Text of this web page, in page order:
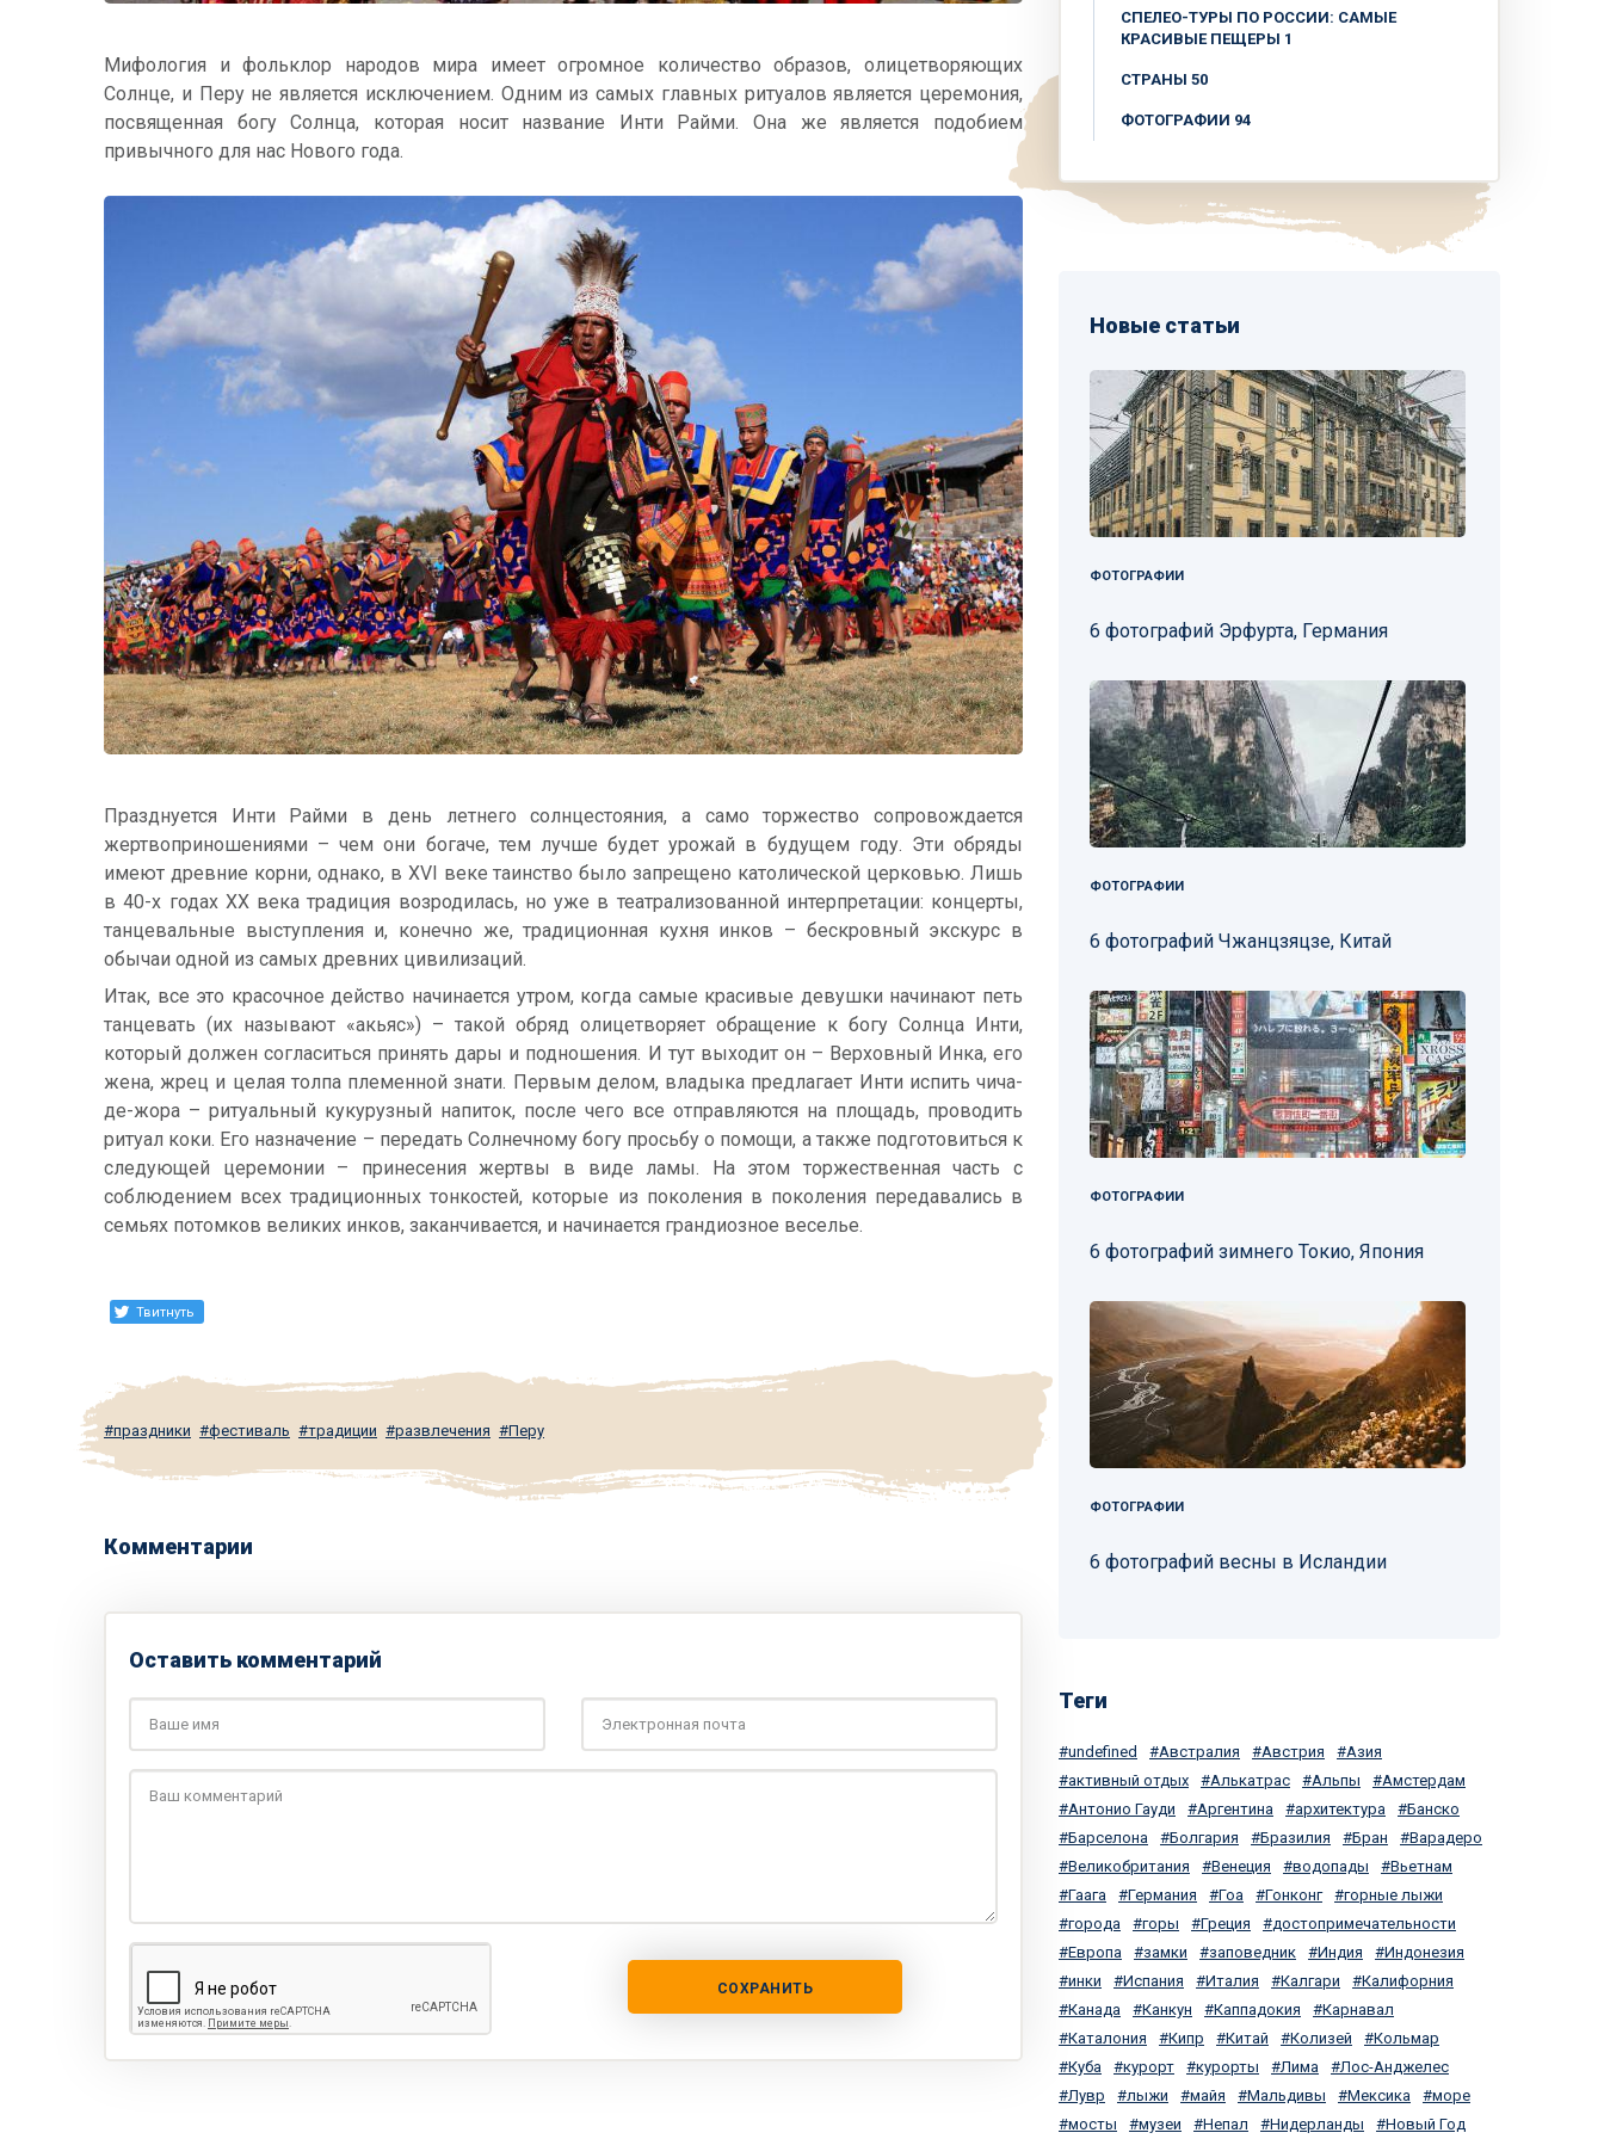
Мифология и фольклор народов мира имеет огромное количество образов, олицетворяющих
Солнце, и Перу не является исключением. Одним из самых главных ритуалов является церемония,
посвященная богу Солнца, которая носит название Инти Райми. Она же является подобием
привычного для нас Нового года.
Празднуется Инти Райми в день летнего солнцестояния, а само торжество сопровождается
жертвоприношениями – чем они богаче, тем лучше будет урожай в будущем году. Эти обряды
имеют древние корни, однако, в XVI веке таинство было запрещено католической церковью. Лишь
в 40-х годах XX века традиция возродилась, но уже в театрализованной интерпретации: концерты,
танцевальные выступления и, конечно же, традиционная кухня инков – бескровный экскурс в
обычаи одной из самых древних цивилизаций.
Итак, все это красочное действо начинается утром, когда самые красивые девушки начинают петь
танцевать (их называют «акьяс») – такой обряд олицетворяет обращение к богу Солнца Инти,
который должен согласиться принять дары и подношения. И тут выходит он – Верховный Инка, его
жена, жрец и целая толпа племенной знати. Первым делом, владыка предлагает Инти испить чича-
де-жора – ритуальный кукурузный напиток, после чего все отправляются на площадь, проводить
ритуал коки. Его назначение – передать Солнечному богу просьбу о помощи, а также подготовиться к
следующей церемонии – принесения жертвы в виде ламы. На этом торжественная часть с
соблюдением всех традиционных тонкостей, которые из поколения в поколения передавались в
семьях потомков великих инков, заканчивается, и начинается грандиозное веселье.
Твитнуть
праздники фестиваль традиции развлечения Перу
Комментарии
Оставить комментарий
СОХРАНИТЬ
СПЕЛЕО-ТУРЫ ПО РОССИИ: САМЫЕ
КРАСИВЫЕ ПЕЩЕРЫ 1
СТРАНЫ 50
ФОТОГРАФИИ 94
Новые статьи
ФОТОГРАФИИ
6 фотографий Эрфурта, Германия
ФОТОГРАФИИ
6 фотографий Чжанцзяцзе, Китай
ФОТОГРАФИИ
6 фотографий зимнего Токио, Япония
ФОТОГРАФИИ
6 фотографий весны в Исландии
Теги
undefined Австралия Австрия
Азия
активный отдых
Алькатрас Альпы
Амстердам
Антонио Гауди
Аргентина архитектура
Банско
Барселона
Болгария Бразилия Бран
Варадеро
Великобритания
Венеция водопады
Вьетнам
Гаага
Германия Гоа Гонконг
горные лыжи
города
горы Греция
достопримечательности
Европа
замки заповедник Индия
Индонезия
инки
Испания Италия Калгари
Калифорния
Канада
Канкун Каппадокия
Карнавал
Каталония
Кипр Китай Колизей
Кольмар
Куба
курорт курорты Лима
Лос-Анджелес
Лувр
лыжи майя Мальдивы Мексика
море
мосты
музеи Непал Нидерланды Новый Год